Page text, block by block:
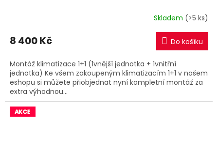
R
M
A
Skladem (>5 ks)
8 400 Kč Do košíku
Montáž klimatizace 1+1 (1vnější jednotka + 1vnitřní
jednotka) Ke všem zakoupeným klimatizacím 1+1 v našem
eshopu si můžete přiobjednat nyní kompletní montáž za
extra výhodnou...